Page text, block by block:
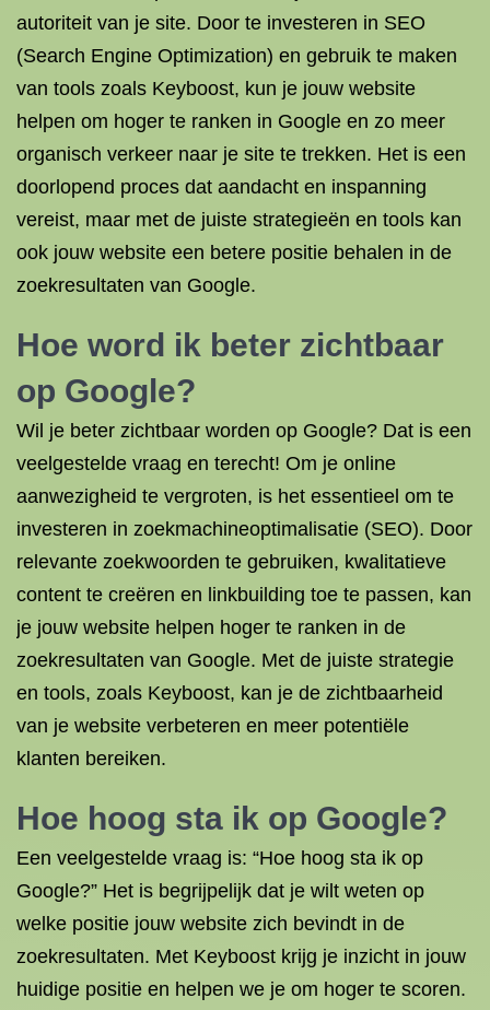
autoriteit van je site. Door te investeren in SEO
(Search Engine Optimization) en gebruik te maken
van tools zoals Keyboost, kun je jouw website
helpen om hoger te ranken in Google en zo meer
organisch verkeer naar je site te trekken. Het is een
doorlopend proces dat aandacht en inspanning
vereist, maar met de juiste strategieën en tools kan
ook jouw website een betere positie behalen in de
zoekresultaten van Google.
Hoe word ik beter zichtbaar
op Google?
Wil je beter zichtbaar worden op Google? Dat is een
veelgestelde vraag en terecht! Om je online
aanwezigheid te vergroten, is het essentieel om te
investeren in zoekmachineoptimalisatie (SEO). Door
relevante zoekwoorden te gebruiken, kwalitatieve
content te creëren en linkbuilding toe te passen, kan
je jouw website helpen hoger te ranken in de
zoekresultaten van Google. Met de juiste strategie
en tools, zoals Keyboost, kan je de zichtbaarheid
van je website verbeteren en meer potentiële
klanten bereiken.
Hoe hoog sta ik op Google?
Een veelgestelde vraag is: “Hoe hoog sta ik op
Google?” Het is begrijpelijk dat je wilt weten op
welke positie jouw website zich bevindt in de
zoekresultaten. Met Keyboost krijg je inzicht in jouw
huidige positie en helpen we je om hoger te scoren.